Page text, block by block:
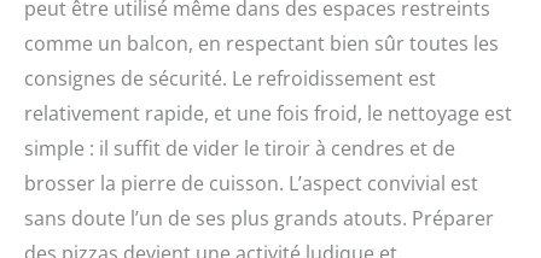
peut être utilisé même dans des espaces restreints
comme un balcon, en respectant bien sûr toutes les
consignes de sécurité. Le refroidissement est
relativement rapide, et une fois froid, le nettoyage est
simple : il suffit de vider le tiroir à cendres et de
brosser la pierre de cuisson. L’aspect convivial est
sans doute l’un de ses plus grands atouts. Préparer